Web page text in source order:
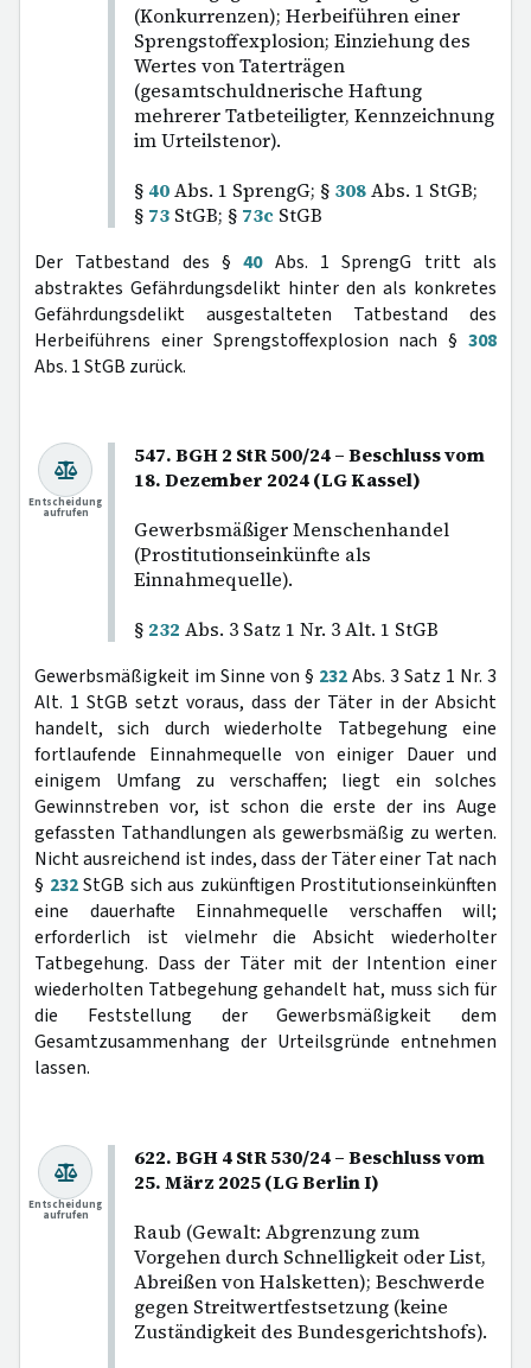
(Konkurrenzen); Herbeiführen einer
Sprengstoffexplosion; Einziehung des
Wertes von Taterträgen
(gesamtschuldnerische Haftung
mehrerer Tatbeteiligter, Kennzeichnung
im Urteilstenor).
§ 40Abs. 1 SprengG; § 308Abs. 1 StGB;
§ 73 StGB; § 73c StGB
Der Tatbestand des §40Abs. 1 SprengG tritt als
abstraktes Gefährdungsdelikt hinter den als konkretes
Gefährdungsdelikt ausgestalteten Tatbestand des
Herbeiführens einer Sprengstoffexplosion nach § 308
Abs. 1 StGB zurück.
547. BGH 2 StR 500/24 – Beschluss vom
18. Dezember 2024 (LG Kassel)
Gewerbsmäßiger Menschenhandel
(Prostitutionseinkünfte als
Einnahmequelle).
§ 232 Abs. 3 Satz 1 Nr. 3 Alt. 1 StGB
Entscheidung
aufrufen
Gewerbsmäßigkeit im Sinne von § 232Abs. 3 Satz 1 Nr. 3
Alt. 1 StGB setzt voraus, dass der Täter in der Absicht
handelt, sich durch wiederholte Tatbegehung eine
fortlaufende Einnahmequelle von einiger Dauer und
einigem Umfang zu verschaffen; liegt ein solches
Gewinnstreben vor, ist schon die erste der ins Auge
gefassten Tathandlungen als gewerbsmäßig zu werten.
Nicht ausreichend ist indes, dass der Täter einer Tat nach
§ 232StGB sich aus zukünftigen Prostitutionseinkünften
eine dauerhafte Einnahmequelle verschaffen will;
erforderlich ist vielmehr die Absicht wiederholter
Tatbegehung. Dass der Täter mit der Intention einer
wiederholten Tatbegehung gehandelt hat, muss sich für
die Feststellung der Gewerbsmäßigkeit dem
Gesamtzusammenhang der Urteilsgründe entnehmen
lassen.
622. BGH 4 StR 530/24 – Beschluss vom
25. März 2025 (LG Berlin I)
Raub (Gewalt: Abgrenzung zum
Vorgehen durch Schnelligkeit oder List,
Abreißen von Halsketten); Beschwerde
gegen Streitwertfestsetzung (keine
Zuständigkeit des Bundesgerichtshofs).
Entscheidung
aufrufen